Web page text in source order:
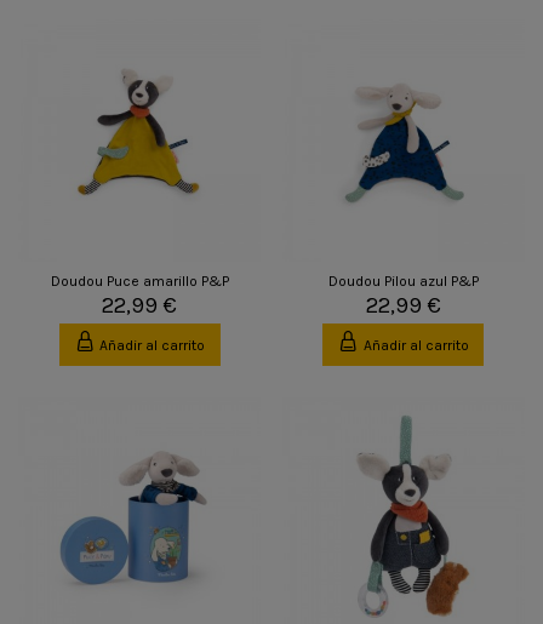
Doudou Puce amarillo P&P
22,99 €
Añadir al carrito
Doudou Pilou azul P&P
22,99 €
Añadir al carrito